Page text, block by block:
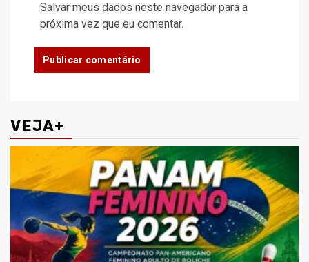
Salvar meus dados neste navegador para a
próxima vez que eu comentar.
VEJA+